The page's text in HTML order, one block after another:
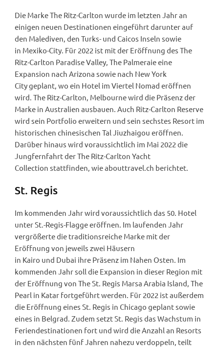
Die Marke The Ritz-Carlton wurde im letzten Jahr an
einigen neuen Destinationen eingeführt darunter auf
den Malediven, den Turks- und Caicos Inseln sowie
in Mexiko-City. Für 2022 ist mit der Eröffnung des The
Ritz-Carlton Paradise Valley, The Palmeraie eine
Expansion nach Arizona sowie nach New York
City geplant, wo ein Hotel im Viertel Nomad eröffnen
wird. The Ritz-Carlton, Melbourne wird die Präsenz der
Marke in Australien ausbauen. Auch Ritz-Carlton Reserve
wird sein Portfolio erweitern und sein sechstes Resort im
historischen chinesischen Tal Jiuzhaigou eröffnen.
Darüber hinaus wird voraussichtlich im Mai 2022 die
Jungfernfahrt der The Ritz-Carlton Yacht
Collection stattfinden, wie abouttravel.ch berichtet.
St. Regis
Im kommenden Jahr wird voraussichtlich das 50. Hotel
unter St.-Regis-Flagge eröffnen. Im laufenden Jahr
vergrößerte die traditionsreiche Marke mit der
Eröffnung von jeweils zwei Häusern
in Kairo und Dubai ihre Präsenz im Nahen Osten. Im
kommenden Jahr soll die Expansion in dieser Region mit
der Eröffnung von The St. Regis Marsa Arabia Island, The
Pearl in Katar fortgeführt werden. Für 2022 ist außerdem
die Eröffnung eines St. Regis in Chicago geplant sowie
eines in Belgrad. Zudem setzt St. Regis das Wachstum in
Feriendestinationen fort und wird die Anzahl an Resorts
in den nächsten fünf Jahren nahezu verdoppeln, teilt